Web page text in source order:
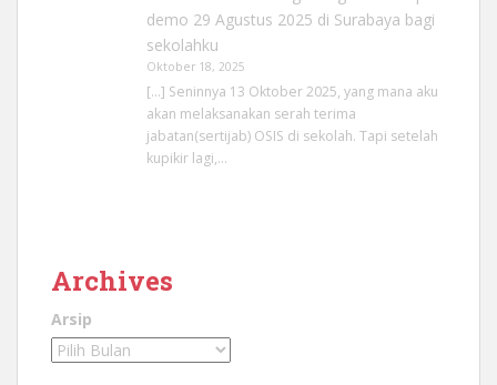
demo 29 Agustus 2025 di Surabaya bagi
sekolahku
Oktober 18, 2025
[…] Seninnya 13 Oktober 2025, yang mana aku
akan melaksanakan serah terima
jabatan(sertijab) OSIS di sekolah. Tapi setelah
kupikir lagi,…
Archives
Arsip